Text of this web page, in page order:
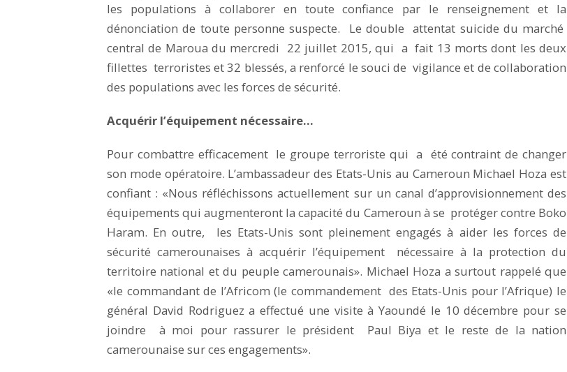
les populations à collaborer en toute confiance par le renseignement et la
dénonciation de toute personne suspecte. Le double attentat suicide du marché
central de Maroua du mercredi 22 juillet 2015, qui a fait 13 morts dont les deux
fillettes terroristes et 32 blessés, a renforcé le souci de vigilance et de collaboration
des populations avec les forces de sécurité.
Acquérir l’équipement nécessaire…
Pour combattre efficacement le groupe terroriste qui a été contraint de changer
son mode opératoire. L’ambassadeur des Etats-Unis au Cameroun Michael Hoza est
confiant : «Nous réfléchissons actuellement sur un canal d’approvisionnement des
équipements qui augmenteront la capacité du Cameroun à se protéger contre Boko
Haram. En outre, les Etats-Unis sont pleinement engagés à aider les forces de
sécurité camerounaises à acquérir l’équipement nécessaire à la protection du
territoire national et du peuple camerounais». Michael Hoza a surtout rappelé que
«le commandant de l’Africom (le commandement des Etats-Unis pour l’Afrique) le
général David Rodriguez a effectué une visite à Yaoundé le 10 décembre pour se
joindre à moi pour rassurer le président Paul Biya et le reste de la nation
camerounaise sur ces engagements».